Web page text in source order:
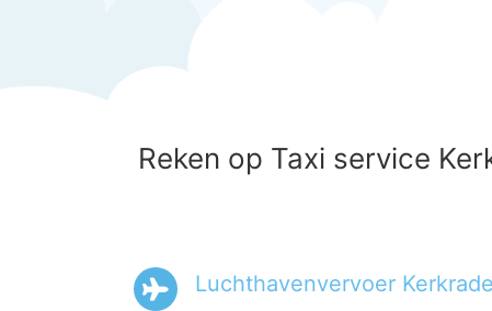
Reken op Taxi service
Luchthavenvervoer Kerkrade